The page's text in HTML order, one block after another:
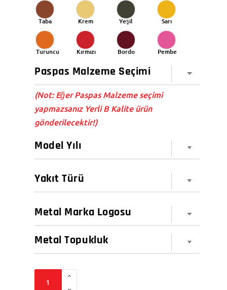
Taba Krem Yeşil Sarı
Turuncu Kırmızı Bordo Pembe
(Not: Eğer Paspas Malzeme seçimi
yapmazsanız Yerli B Kalite ürün
gönderilecektir!)